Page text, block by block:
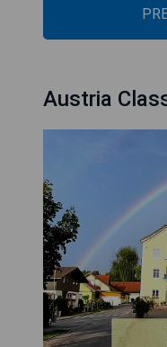
Austria